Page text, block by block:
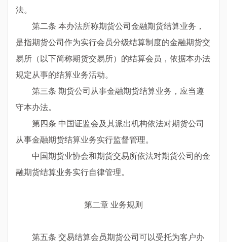
法。
第二条 本办法所称期货公司金融期货结算业务，
是指期货公司作为实行会员分级结算制度的金融期货交
易所（以下简称期货交易所）的结算会员，依据本办法
规定从事的结算业务活动。
第三条 期货公司从事金融期货结算业务，应当遵
守本办法。
第四条 中国证监会及其派出机构依法对期货公司
从事金融期货结算业务实行监督管理。
中国期货业协会和期货交易所依法对期货公司的金
融期货结算业务实行自律管理。
第二章 业务规则
第五条 交易结算会员期货公司可以受托为客户办